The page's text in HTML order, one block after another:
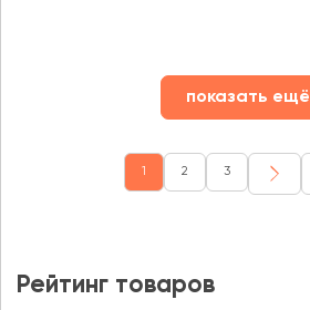
показать ещё
1 2 3
Рейтинг товаров